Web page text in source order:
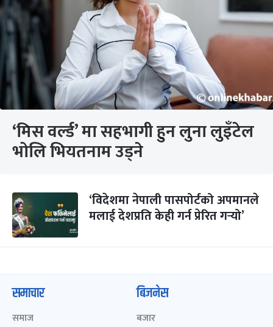
‘मिस वर्ल्ड’ मा सहभागी हुन लुना लुइँटेल
भोलि भियतनाम उड्ने
‘विदेशमा नेपाली पासपोर्टको अपमानले
मलाई देशप्रति केही गर्न प्रेरित गर्‍यो’
समाचार
समाज
बिजनेस
बजार